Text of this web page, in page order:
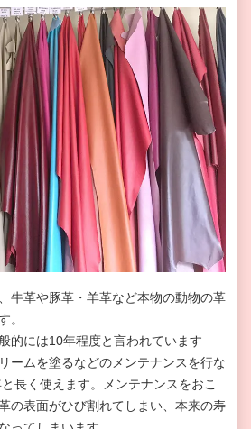
牛革や豚革・羊革など本物の動物の革
。
的には10年程度と言われています
ームを塗るなどのメンテナンスを行な
長く使えます。メンテナンスをおこ
の表面がひび割れてしまい、本来の寿